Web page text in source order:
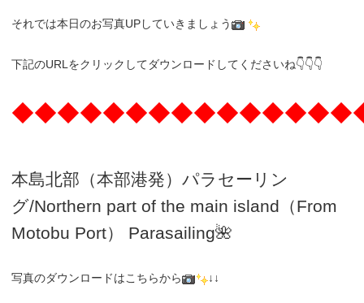
それでは本日のお写真UPしていきましょう
下記のURLをクリックしてダウンロードしてくださいね👇👇👇
本島北部（本部港発）パラセーリン
グ/Northern part of the main island（From
Motobu Port）
Parasailing🌺
写真のダウンロードはこちらから ↓↓